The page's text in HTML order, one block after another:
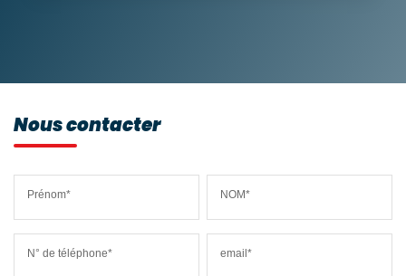
Nous contacter
Prénom* NOM*
N° de téléphone* email*